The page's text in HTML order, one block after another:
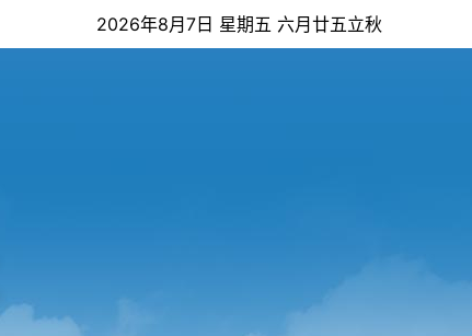
2026年8月7日 星期五 六月廿五立秋